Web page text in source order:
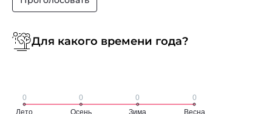
Для какого времени года?